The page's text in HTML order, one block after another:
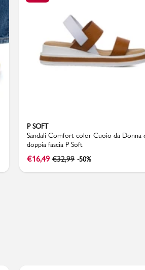
P SOFT
Sandali Comfort color Cuoio da Donna
doppia fascia P Soft
€16,49 €32,99 -50%